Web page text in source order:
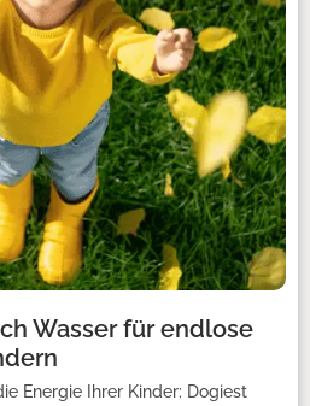
Wasser für endlose
Energie Ihrer Kinder: Dogiest